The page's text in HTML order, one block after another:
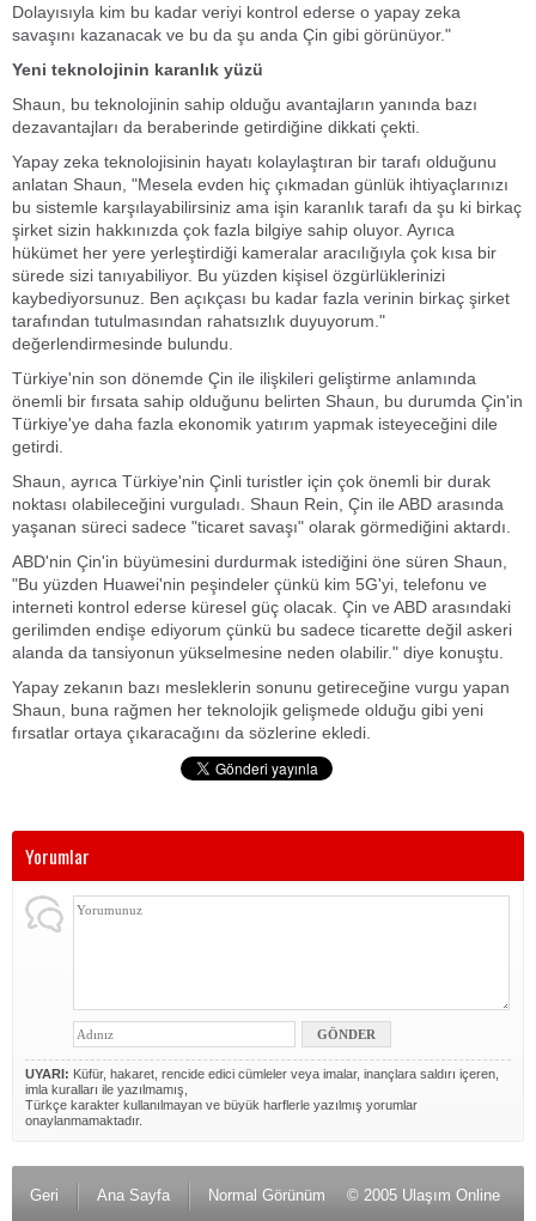
Dolayısıyla kim bu kadar veriyi kontrol ederse o yapay zeka
savaşını kazanacak ve bu da şu anda Çin gibi görünüyor."
Yeni teknolojinin karanlık yüzü
Shaun, bu teknolojinin sahip olduğu avantajların yanında bazı
dezavantajları da beraberinde getirdiğine dikkati çekti.
Yapay zeka teknolojisinin hayatı kolaylaştıran bir tarafı olduğunu
anlatan Shaun, "Mesela evden hiç çıkmadan günlük ihtiyaçlarınızı
bu sistemle karşılayabilirsiniz ama işin karanlık tarafı da şu ki birkaç
şirket sizin hakkınızda çok fazla bilgiye sahip oluyor. Ayrıca
hükümet her yere yerleştirdiği kameralar aracılığıyla çok kısa bir
sürede sizi tanıyabiliyor. Bu yüzden kişisel özgürlüklerinizi
kaybediyorsunuz. Ben açıkçası bu kadar fazla verinin birkaç şirket
tarafından tutulmasından rahatsızlık duyuyorum."
değerlendirmesinde bulundu.
Türkiye'nin son dönemde Çin ile ilişkileri geliştirme anlamında
önemli bir fırsata sahip olduğunu belirten Shaun, bu durumda Çin'in
Türkiye'ye daha fazla ekonomik yatırım yapmak isteyeceğini dile
getirdi.
Shaun, ayrıca Türkiye'nin Çinli turistler için çok önemli bir durak
noktası olabileceğini vurguladı. Shaun Rein, Çin ile ABD arasında
yaşanan süreci sadece "ticaret savaşı" olarak görmediğini aktardı.
ABD'nin Çin'in büyümesini durdurmak istediğini öne süren Shaun,
"Bu yüzden Huawei'nin peşindeler çünkü kim 5G'yi, telefonu ve
interneti kontrol ederse küresel güç olacak. Çin ve ABD arasındaki
gerilimden endişe ediyorum çünkü bu sadece ticarette değil askeri
alanda da tansiyonun yükselmesine neden olabilir." diye konuştu.
Yapay zekanın bazı mesleklerin sonunu getireceğine vurgu yapan
Shaun, buna rağmen her teknolojik gelişmede olduğu gibi yeni
fırsatlar ortaya çıkaracağını da sözlerine ekledi.
Yorumlar
UYARI: Küfür, hakaret, rencide edici cümleler veya imalar, inançlara saldırı içeren,
imla kuralları ile yazılmamış,
Türkçe karakter kullanılmayan ve büyük harflerle yazılmış yorumlar
onaylanmamaktadır.
Geri Ana Sayfa Normal Görünüm © 2005 Ulaşım Online